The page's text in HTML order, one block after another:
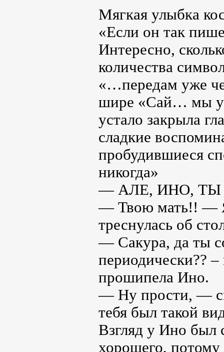
Мягкая улыбка
«Если он так
Интересно,
количества
«…передам уже
шире «Сай… мы
устало закрыла
сладкие
пробудившиеся
никогда»
— АЛЕ, ИНО, ТЫ
— Твою мать!! —
треснулась об
— Сакура, да ты
периодически??
прошипела Ино.
— Ну прости, —
тебя был такой
Взгляд у Ино был
хорошего, потому